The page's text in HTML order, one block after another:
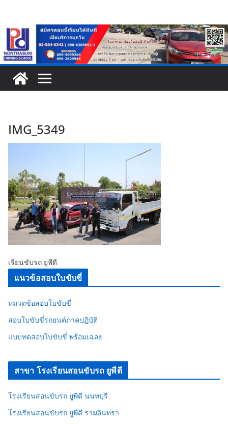
content
IMG_5349
เรียนขับรถ ยูพีดี
แนวข้อสอบใบขับขี่
หมวดข้อสอบใบขับขี่
สอบใบขับขี่รถยนต์ภาคปฏิบัติ
แบบทดสอบใบขับขี่ พร้อมเฉลย
สาขา โรงเรียนสอนขับรถ ยูพีดี
โรงเรียนสอนขับรถ ยูพีดี นนทบุรี
โรงเรียนสอนขับรถ ยูพีดี รามอินทรา